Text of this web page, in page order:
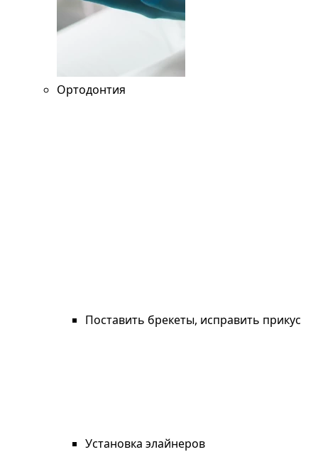
Ортодонтия
Поставить брекеты, исправить прикус
Установка элайнеров